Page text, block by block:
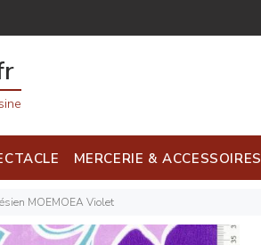
MERCERIE & ACCESSOIRES
MOEMOEA Violet